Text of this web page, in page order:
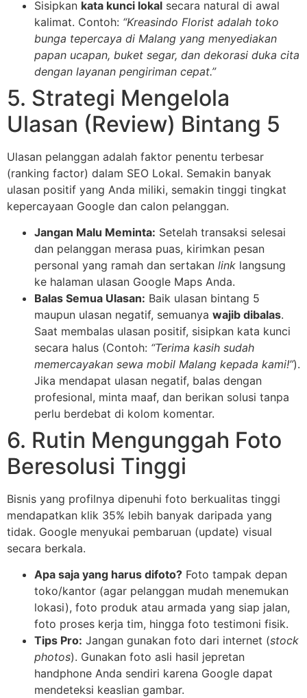
Sisipkan kata kunci lokal secara natural di awal
kalimat. Contoh: “Kreasindo Florist adalah toko
bunga tepercaya di Malang yang menyediakan
papan ucapan, buket segar, dan dekorasi duka cita
dengan layanan pengiriman cepat.”
5. Strategi Mengelola
Ulasan (Review) Bintang 5
Ulasan pelanggan adalah faktor penentu terbesar
(ranking factor) dalam SEO Lokal. Semakin banyak
ulasan positif yang Anda miliki, semakin tinggi tingkat
kepercayaan Google dan calon pelanggan.
Jangan Malu Meminta: Setelah transaksi selesai
dan pelanggan merasa puas, kirimkan pesan
personal yang ramah dan sertakan link langsung
ke halaman ulasan Google Maps Anda.
Balas Semua Ulasan: Baik ulasan bintang 5
maupun ulasan negatif, semuanya wajib dibalas.
Saat membalas ulasan positif, sisipkan kata kunci
secara halus (Contoh: “Terima kasih sudah
memercayakan sewa mobil Malang kepada kami!”).
Jika mendapat ulasan negatif, balas dengan
profesional, minta maaf, dan berikan solusi tanpa
perlu berdebat di kolom komentar.
6. Rutin Mengunggah Foto
Beresolusi Tinggi
Bisnis yang profilnya dipenuhi foto berkualitas tinggi
mendapatkan klik 35% lebih banyak daripada yang
tidak. Google menyukai pembaruan (update) visual
secara berkala.
Apa saja yang harus difoto? Foto tampak depan
toko/kantor (agar pelanggan mudah menemukan
lokasi), foto produk atau armada yang siap jalan,
foto proses kerja tim, hingga foto testimoni fisik.
Tips Pro: Jangan gunakan foto dari internet (stock
photos). Gunakan foto asli hasil jepretan
handphone Anda sendiri karena Google dapat
mendeteksi keaslian gambar.